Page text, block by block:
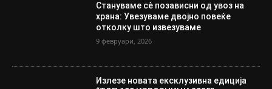
Стануваме сè позависни од увоз на
храна: Увезуваме двојно повеќе
отколку што извезуваме
9 февруари, 2026
Излезе новата ексклузивна едиција